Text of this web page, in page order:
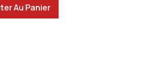
Au Panier